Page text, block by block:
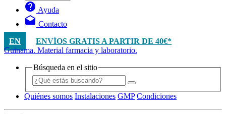
help Ayuda
drafts Contacto
EN
ENVÍOS GRATIS A PARTIR DE 40€*
Guinama. Material farmacia y laboratorio.
Búsqueda en el sitio
Quiénes somos Instalaciones GMP Condiciones